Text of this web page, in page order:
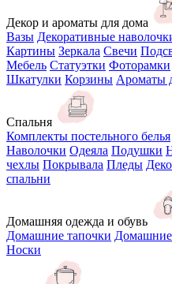
Декор и ароматы для дома
Вазы Декоративные
Картины Зеркала Свечи
Мебель Статуэтки Фоторамки
Шкатулки Корзины Ароматы
Спальня
Комплекты постельного белья
Наволочки Одеяла Подушки
чехлы Покрывала Пледы
спальни
Домашняя одежда и обувь
Домашние тапочки
Носки